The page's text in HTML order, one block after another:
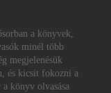
a könyvek,
minél több
megjelenésük
és kicsit fokozni a
könyv olvasása